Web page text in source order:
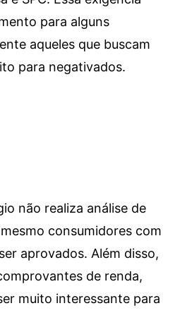
para alguns
aqueles que buscam
para negativados.
não realiza análise de
consumidores com
aprovados. Além disso,
de renda,
muito interessante para